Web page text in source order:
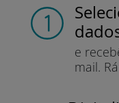
e
mail.